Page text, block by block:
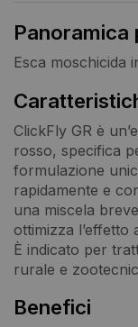
Panoramica
Esca moschicida
ClickFly GR è
rosso, specifica
formulazione
rapidamente e
una miscela
ottimizza l’effetto
È indicato per
rurale e
Benefici